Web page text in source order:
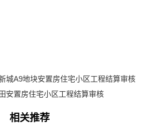
城A9地块安置房住宅小区工程结算审核
安置房住宅小区工程结算审核
相关推荐